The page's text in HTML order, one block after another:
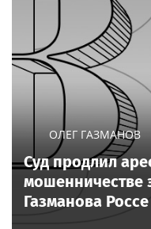
ОЛЕГ ГАЗМАНОВ
Суд продлил
мошенничестве
Газманова Россе